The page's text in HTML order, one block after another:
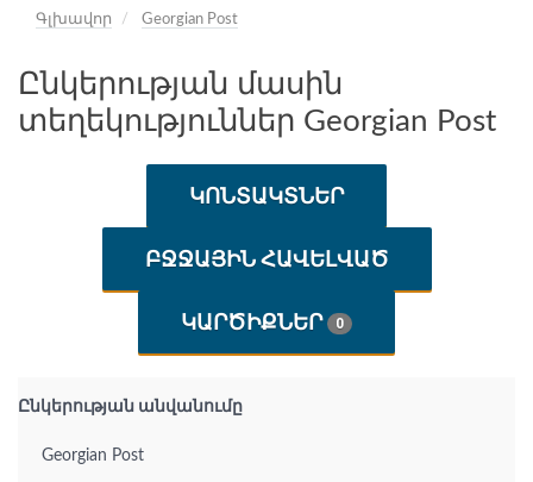
Գլխավոր Georgian Post
Ընկերության մասին
տեղեկություններ Georgian Post
ԿՈՆՏԱԿՏՆԵՐ
ԲՋՋԱՅԻՆ ՀԱՎԵԼՎԱԾ
ԿԱՐԾԻՔՆԵՐ 0
Ընկերության անվանումը
Georgian Post